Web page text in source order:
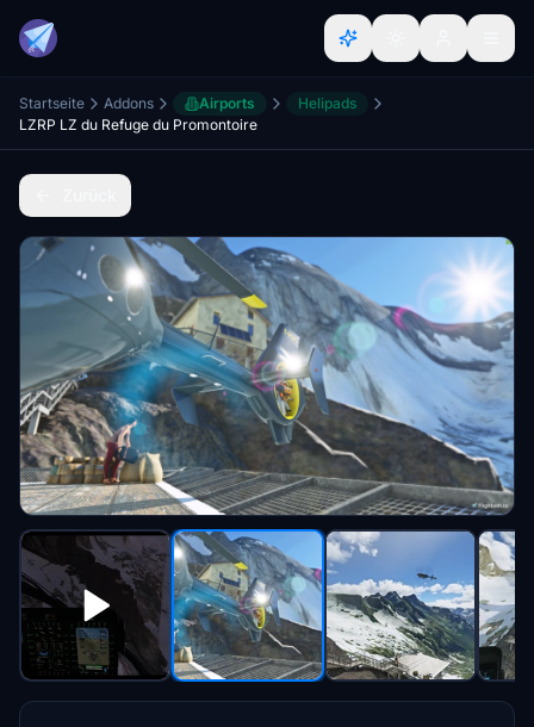
Startseite Addons Airports
Helipads
LZRP LZ du Refuge du Promontoire